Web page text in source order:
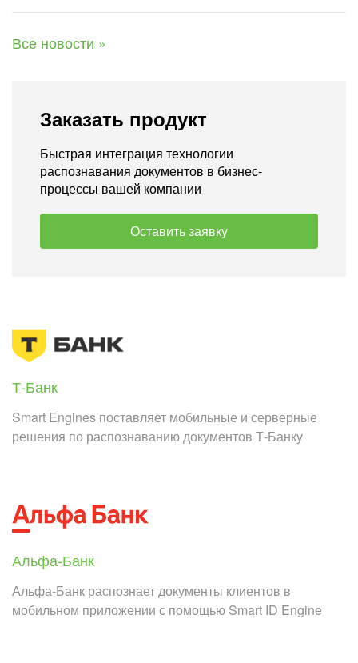
Все новости »
Заказать продукт
Быстрая интеграция технологии
распознавания документов в бизнес-
процессы вашей компании
Оставить заявку
Т-Банк
Smart Engines поставляет мобильные и серверные
решения по распознаванию документов Т-Банку
Альфа-Банк
Альфа-Банк распознает документы клиентов в
мобильном приложении с помощью Smart ID Engine